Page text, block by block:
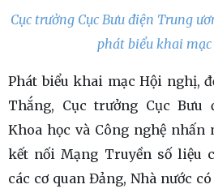
Cục trưởng Cục Bưu điện Trung
phát biểu khai
Phát biểu khai mạc Hội nghị,
Thắng, Cục trưởng Cục Bưu
Khoa học và Công nghệ
kết nối Mạng Truyền số liệu
các cơ quan Đảng, Nhà nước